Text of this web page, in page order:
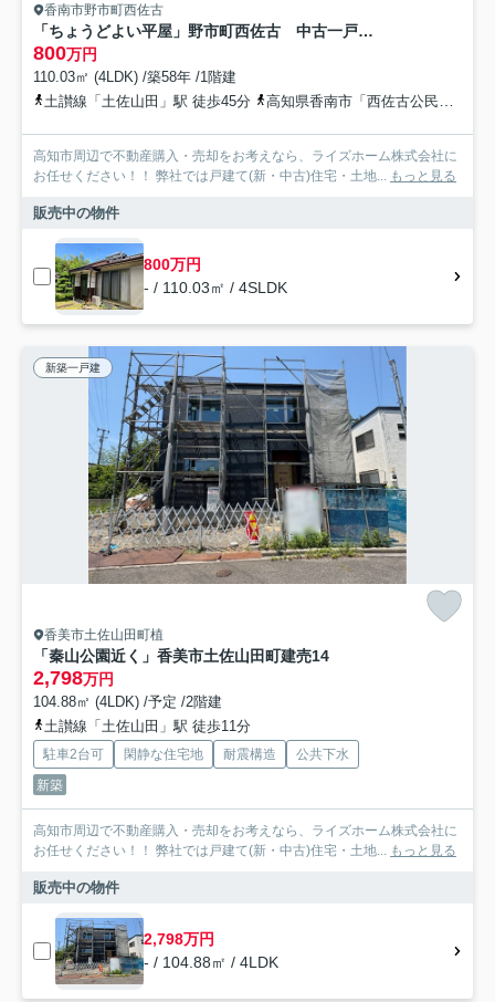
香南市野市町西佐古
「ちょうどよい平屋」野市町西佐古 中古一戸建て
800万円
110.03㎡ (4LDK) /築58年 /1階建
土讃線「土佐山田」駅 徒歩45分
高知県香南市「西佐古公民館東」バス停下車 徒歩3分
高知市周辺で不動産購入・売却をお考えなら、ライズホーム株式会社に
お任せください！！ 弊社では戸建て(新・中古)住宅・土地... もっと見る
販売中の物件
800万円
- / 110.03㎡ / 4SLDK
新築一戸建
香美市土佐山田町植
「秦山公園近く」香美市土佐山田町建売14
2,798万円
104.88㎡ (4LDK) /予定 /2階建
土讃線「土佐山田」駅 徒歩11分
駐車2台可 閑静な住宅地 耐震構造
公共下水
新築
高知市周辺で不動産購入・売却をお考えなら、ライズホーム株式会社に
お任せください！！ 弊社では戸建て(新・中古)住宅・土地... もっと見る
販売中の物件
2,798万円
- / 104.88㎡ / 4LDK